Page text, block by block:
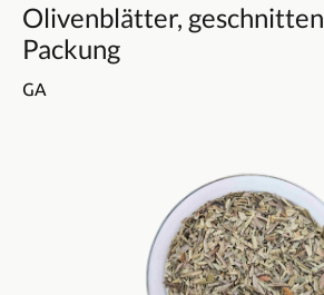
Olivenblätter,
Packung
GA